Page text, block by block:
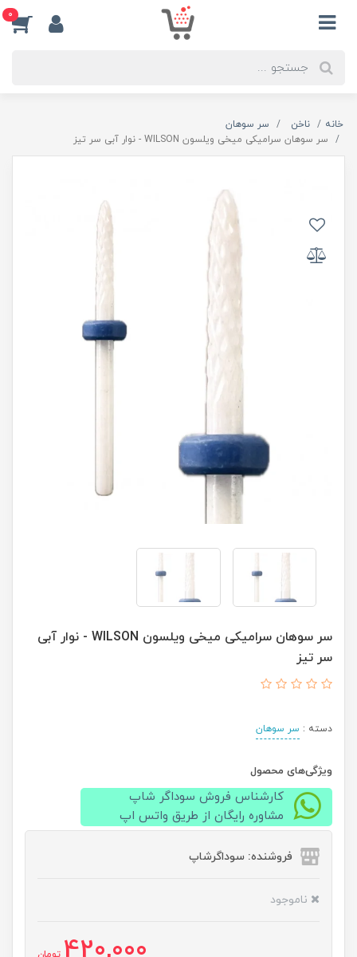
0
خانه ناخن
سر سوهان
سر سوهان سرامیکی میخی ویلسون WILSON - نوار آبی سر تیز
سر سوهان سرامیکی میخی ویلسون WILSON - نوار آبی
سر تیز
دسته : سر سوهان
ویژگی‌های محصول
کارشناس فروش سوداگر شاپ
مشاوره رایگان از طریق واتس اپ
فروشنده: سوداگرشاپ
ناموجود